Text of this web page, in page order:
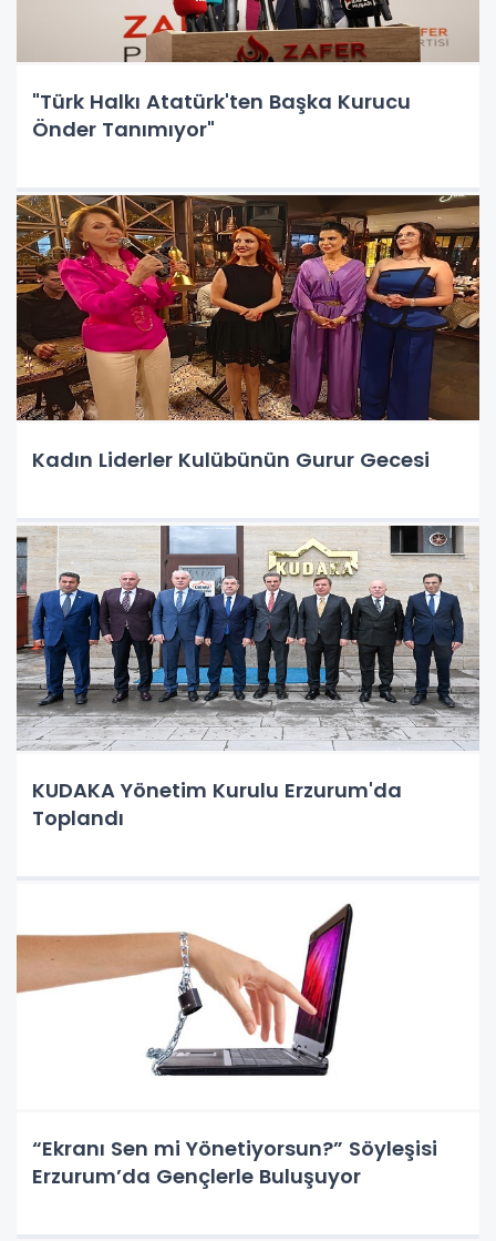
"Türk Halkı Atatürk'ten Başka Kurucu
Önder Tanımıyor"
Kadın Liderler Kulübünün Gurur Gecesi
KUDAKA Yönetim Kurulu Erzurum'da
Toplandı
“Ekranı Sen mi Yönetiyorsun?” Söyleşisi
Erzurum’da Gençlerle Buluşuyor